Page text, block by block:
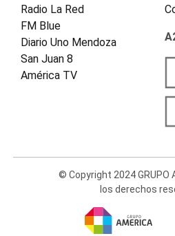
Radio La Red
FM Blue
Diario Uno Mendoza
San Juan 8
América TV
© Copyright 2024 GRUPO
los derechos